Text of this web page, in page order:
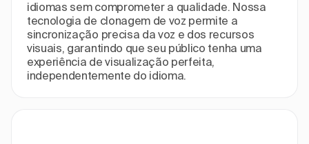
idiomas sem comprometer a qualidade. Nossa
tecnologia de clonagem de voz permite a
sincronização precisa da voz e dos recursos
visuais, garantindo que seu público tenha uma
experiência de visualização perfeita,
independentemente do idioma.